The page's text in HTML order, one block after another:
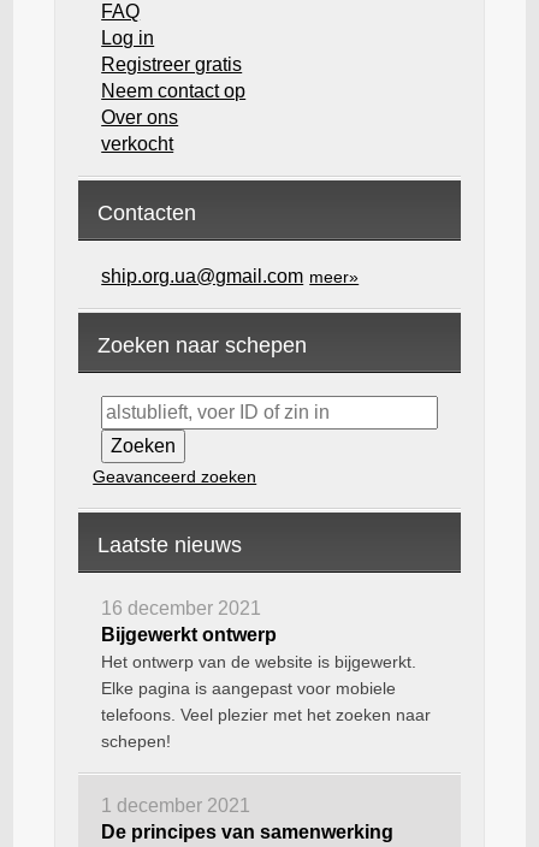
FAQ
Log in
Registreer gratis
Neem contact op
Over ons
verkocht
Contacten
ship.org.ua@gmail.com meer»
Zoeken naar schepen
Geavanceerd zoeken
Laatste nieuws
16 december 2021
Bijgewerkt ontwerp
Het ontwerp van de website is bijgewerkt.
Elke pagina is aangepast voor mobiele
telefoons. Veel plezier met het zoeken naar
schepen!
1 december 2021
De principes van samenwerking